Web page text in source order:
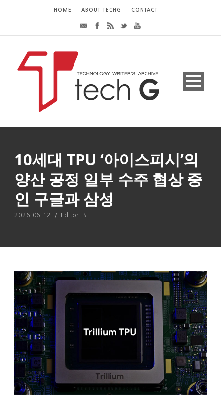
HOME ABOUT TECHG CONTACT
10세대 TPU ‘아이스피시’의
양산 공정 일부 수주 협상 중
인 구글과 삼성
2026-06-12 / Editor_B